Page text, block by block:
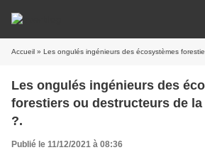
Accueil » Les ongulés ingénieurs des écosystèmes forestiers ou
Les ongulés ingénieurs des
forestiers ou destructeurs de
?.
Publié le 11/12/2021 à 08:36